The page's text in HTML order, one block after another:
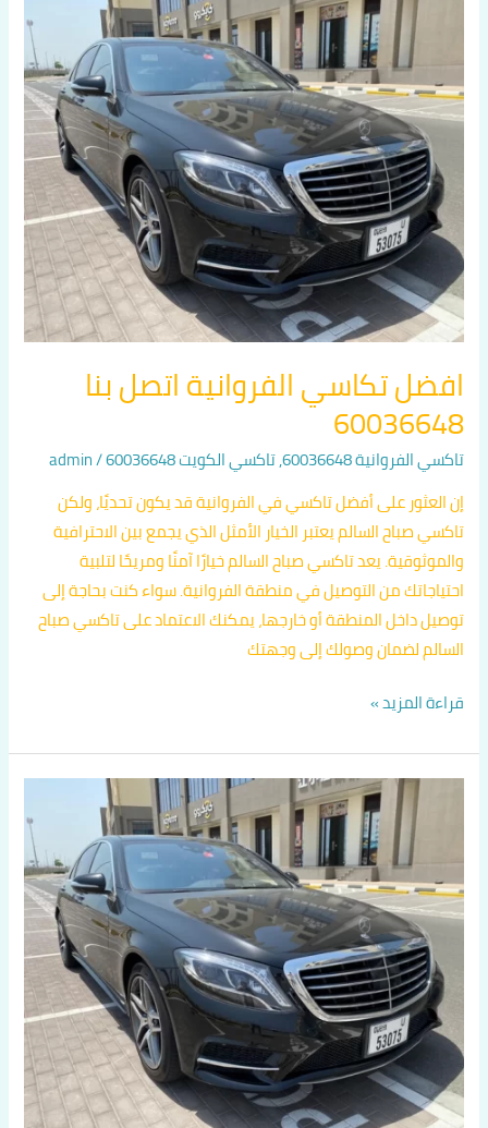
افضل تكاسي الفروانية اتصل بنا
60036648
تاكسي الفروانية 60036648 ,تاكسي الكويت 60036648 /
admin
إن العثور على أفضل تاكسي في الفروانية قد يكون تحديًا، ولكن
تاكسي صباح السالم يعتبر الخيار الأمثل الذي يجمع بين الاحترافية
والموثوقية. يعد تاكسي صباح السالم خيارًا آمنًا ومريحًا لتلبية
احتياجاتك من التوصيل في منطقة الفروانية. سواء كنت بحاجة إلى
توصيل داخل المنطقة أو خارجها، يمكنك الاعتماد على تاكسي صباح
السالم لضمان وصولك إلى وجهتك
تكاسي
الفروانية
اتصل
بنا
60036648
قراءة المزيد »
تاكسي
افضل
تكاسي
الفروانية
بالكويت
اتصل
60036648